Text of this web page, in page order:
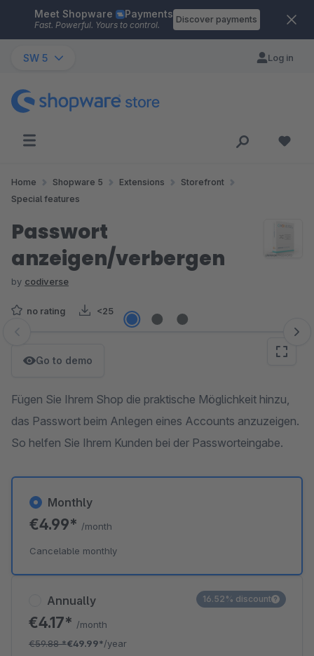
Skip to main content
Meet Shopware Payments
Fast. Powerful. Yours to control.
Discover payments
SW 5 Log in
Home Shopware 5 Extensions
Storefront
Special features
Passwort
anzeigen/verbergen
by codiverse
no rating <25
Skip image gallery
Go to demo
Fügen Sie Ihrem Shop die praktische Möglichkeit hinzu,
das Passwort beim Anlegen eines Accounts anzuzeigen.
So helfen Sie Ihrem Kunden bei der Passworteingabe.
Annually
€4.17* /month
€59.88*€49.99*/year
16.52% discount
Monthly
€4.99* /month
Cancelable monthly